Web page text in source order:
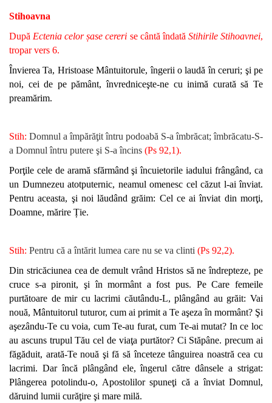
Stihoavna
După Ectenia celor șase cereri se cântă îndată Stihirile Stihoavnei,
tropar vers 6.
Învierea Ta, Hristoase Mântuitorule, îngerii o laudă în ceruri; şi pe
noi, cei de pe pământ, învredniceşte-ne cu inimă curată să Te
preamărim.
Stih: Domnul a împărăţit întru podoabă S-a îmbrăcat; îmbrăcatu-S-
a Domnul întru putere şi S-a încins (Ps 92,1).
Porţile cele de aramă sfărmând şi încuietorile iadului frângând, ca
un Dumnezeu atotputernic, neamul omenesc cel căzut l-ai înviat.
Pentru aceasta, şi noi lăudând grăim: Cel ce ai înviat din morţi,
Doamne, mărire Ție.
Stih: Pentru că a întărit lumea care nu se va clinti (Ps 92,2).
Din stricăciunea cea de demult vrând Hristos să ne îndrepteze, pe
cruce s-a pironit, şi în mormânt a fost pus. Pe Care femeile
purtătoare de mir cu lacrimi căutându-L, plângând au grăit: Vai
nouă, Mântuitorul tuturor, cum ai primit a Te aşeza în mormânt? Şi
aşezându-Te cu voia, cum Te-au furat, cum Te-ai mutat? In ce loc
au ascuns trupul Tău cel de viaţa purtător? Ci Stăpâne. precum ai
făgăduit, arată-Te nouă şi fă să înceteze tânguirea noastră cea cu
lacrimi. Dar încă plângând ele, îngerul către dânsele a strigat:
Plângerea potolindu-o, Apostolilor spuneţi că a înviat Domnul,
dăruind lumii curăţire şi mare milă.